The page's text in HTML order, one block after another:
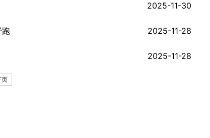
2025-11-30
跑 2025-11-28
2025-11-28
页